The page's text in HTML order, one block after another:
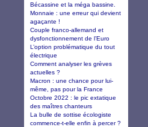
Bécassine et la méga bassine.
Monnaie : une erreur qui devient
agaçante !
Couple franco-allemand et
dysfonctionnement de l’Euro
L’option problématique du tout
électrique
Comment analyser les grèves
actuelles ?
Macron : une chance pour lui-
même, pas pour la France
Octobre 2022 : le pic extatique
des maîtres chanteurs
La bulle de sottise écologiste
commence-t-elle enfin à percer ?